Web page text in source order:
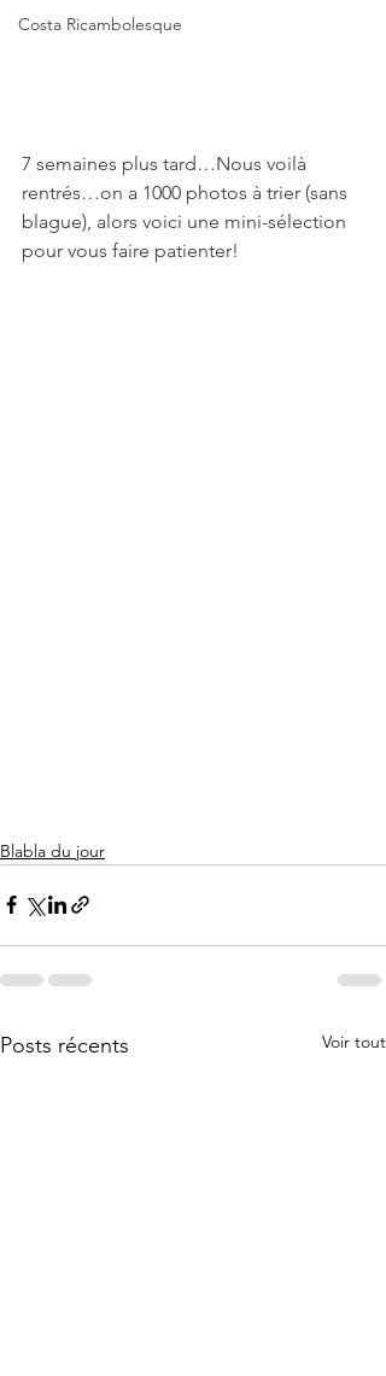
Costa Ricambolesque
7 semaines plus tard…Nous voilà
rentrés…on a 1000 photos à trier (sans
blague), alors voici une mini-sélection
pour vous faire patienter!
Blabla du jour
Posts récents Voir tout